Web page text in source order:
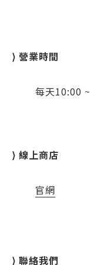
⟩ 營業時間
每天10:00 ~
⟩ 線上商店
官網
⟩ 聯絡我們